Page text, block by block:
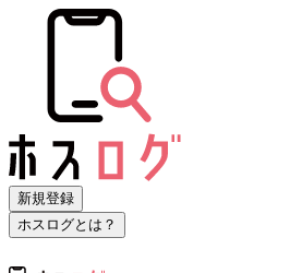
新規登録
ホスログとは？